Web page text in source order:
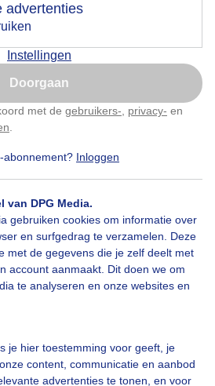
advertenties
Instellingen
Doorgaan
met de gebruikers- privacy- en
abonnement? Inloggen
van DPG Media.
gebruiken cookies om informatie over
en surfgedrag te verzamelen. Deze
met de gegevens die je zelf deelt met
account aanmaakt. Dit doen we om
te analyseren en onze websites en
je hier toestemming voor geeft, je
content, communicatie en aanbod
advertenties te tonen, en voor
geduld aub...
misschien later
om dit aan te passen